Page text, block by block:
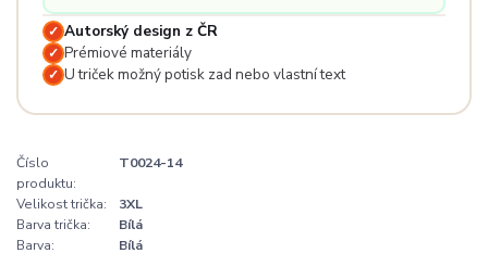
✓ Autorský design z ČR
✓ Prémiové materiály
✓ U triček možný potisk zad nebo vlastní text
Číslo
produktu:
T0024-14
Velikost trička:
3XL
Barva trička:
Bílá
Barva:
Bílá